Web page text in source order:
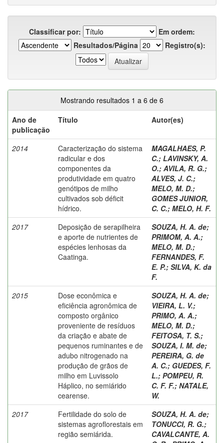
Classificar por:
Em ordem:
Resultados/Página
Registro(s):
Mostrando resultados 1 a 6 de 6
Ano de
publicação
Título Autor(es)
2014
Caracterização do sistema
radicular e dos
componentes da
produtividade em quatro
genótipos de milho
cultivados sob déficit
hídrico.
MAGALHAES, P.
C.; LAVINSKY, A.
O.; AVILA, R. G.;
ALVES, J. C.;
MELO, M. D.;
GOMES JUNIOR,
C. C.; MELO, H. F.
2017
Deposição de serapilheira
e aporte de nutrientes de
espécies lenhosas da
Caatinga.
SOUZA, H. A. de;
PRIMOM, A. A.;
MELO, M. D.;
FERNANDES, F.
E. P.; SILVA, K. da
F.
2015
Dose econômica e
eficiência agronômica de
composto orgânico
proveniente de resíduos
da criação e abate de
pequenos ruminantes e de
adubo nitrogenado na
produção de grãos de
milho em Luvissolo
Háplico, no semiárido
cearense.
SOUZA, H. A. de;
VIEIRA, L. V.;
PRIMO, A. A.;
MELO, M. D.;
FEITOSA, T. S.;
SOUZA, I. M. de;
PEREIRA, G. de
A. C.; GUEDES, F.
L.; POMPEU, R.
C. F. F.; NATALE,
W.
2017
Fertilidade do solo de
sistemas agroflorestais em
região semiárida.
SOUZA, H. A. de;
TONUCCI, R. G.;
CAVALCANTE, A.